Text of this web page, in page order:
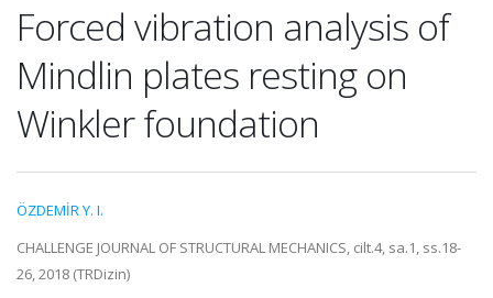
Forced vibration analysis of
Mindlin plates resting on
Winkler foundation
ÖZDEMİR Y. I.
CHALLENGE JOURNAL OF STRUCTURAL MECHANICS, cilt.4, sa.1, ss.18-
26, 2018 (TRDizin)